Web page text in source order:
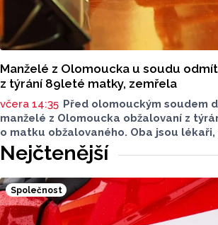
Manželé z Olomoucka u soudu
z týrání 89leté matky, zemřela
včera 14:35 Před olomouckým soudem
manželé z Olomoucka obžalovaní z
o matku obžalovaného. Oba jsou
na konci života poskytovali v jejím domě
se na společné parcele. Žena zemřela
způsobený proleženinami čtvrtého
zjistili, že měla zlomená žebra, obratle i
se bránili tím, že zlomeniny mohly
po mrtvici nebo sesunutím z postele.
Nejčtenější
Společnost